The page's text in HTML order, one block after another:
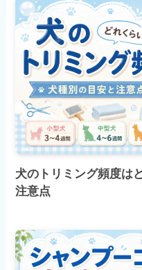
犬のトリミング頻度は
注意点